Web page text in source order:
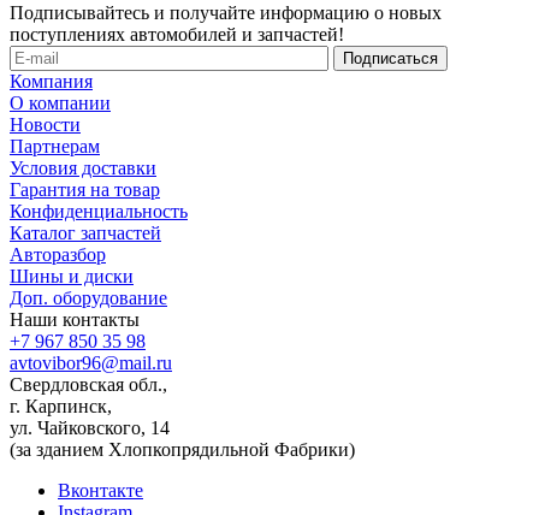
Подписывайтесь и получайте информацию о новых
поступлениях автомобилей и запчастей!
Компания
О компании
Новости
Партнерам
Условия доставки
Гарантия на товар
Конфиденциальность
Каталог запчастей
Авторазбор
Шины и диски
Доп. оборудование
Наши контакты
+7 967 850 35 98
avtovibor96@mail.ru
Свердловская обл.,
г. Карпинск,
ул. Чайковского, 14
(за зданием Хлопкопрядильной Фабрики)
Вконтакте